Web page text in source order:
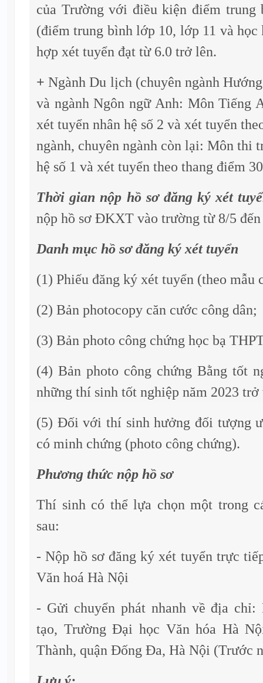
của Trường với điều kiện điểm trung
(điểm trung bình lớp 10, lớp 11 và
hợp xét tuyển đạt từ 6.0 trở lên.
+Ngành Du lịch (chuyên ngành
và ngành Ngôn ngữ Anh: Môn Tiếng
xét tuyển nhân hệ số 2 và xét tuyển
ngành, chuyên ngành còn lại: Môn thi
hệ số 1 và xét tuyển theo thang điểm
Thời gian nộp hồ sơ đăng ký xét
nộp hồ sơ ĐKXT vào trường từ 8/5
Danh mục hồ sơ đăng ký xét tuyển
(1) Phiếu đăng ký xét tuyển (theo mẫu
(2) Bản photocopy căn cước công dân;
(3) Bản photo công chứng học bạ
(4) Bản photo công chứng Bằng tốt
những thí sinh tốt nghiệp năm 2023
(5) Đối với thí sinh hưởng đối tượng
có minh chứng (photo công chứng).
Phương thức nộp hồ sơ
Thí sinh có thể lựa chọn một trong
sau:
- Nộp hồ sơ đăng ký xét tuyển trực
Văn hoá Hà Nội
- Gửi chuyển phát nhanh về địa chỉ:
tạo, Trường Đại học Văn hóa Hà
Thành, quận Đống Đa, Hà Nội (Trước